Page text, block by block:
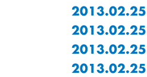
2013.02.25
2013.02.25
2013.02.25
2013.02.25